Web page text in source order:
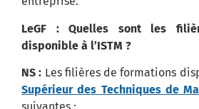
LeGF : Quelles sont les
disponible à l’ISTM ?
NS : Les filières de formations
Supérieur des Techniques de